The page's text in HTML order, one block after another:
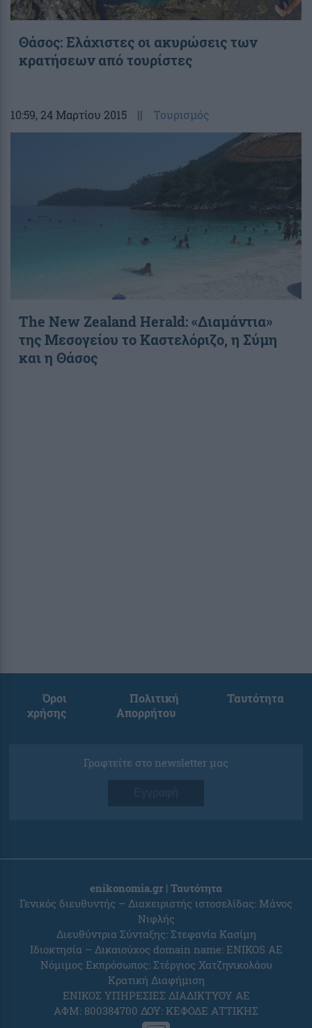
Θάσος: Ελάχιστες οι ακυρώσεις των
κρατήσεων από τουρίστες
10:59, 24 Μαρτίου 2015 || Τουρισμός
The New Zealand Herald: «Διαμάντια»
της Μεσογείου το Καστελόριζο, η Σύμη
και η Θάσος
Όροι
χρήσης
Πολιτική
Απορρήτου
Ταυτότητα
Γραφτείτε στο newsletter μας
Εγγραφή
enikonomia.gr | Ταυτότητα
Γενικός διευθυντής – Διαχειριστής ιστοσελίδας: Μάνος
Νιφλής
Διευθύντρια Σύνταξης: Στεφανία Κασίμη
Ιδιοκτησία – Δικαιούχος domain name: ENIKOS AE
Νόμιμος Εκπρόσωπος: Στέργιος Χατζηνικολάου
Κρατική Διαφήμιση
ΕΝΙΚΟΣ ΥΠΗΡΕΣΙΕΣ ΔΙΑΔΙΚΤΥΟΥ ΑΕ
ΑΦΜ: 800384700 ΔΟΥ: ΚΕΦΟΔΕ ΑΤΤΙΚΗΣ